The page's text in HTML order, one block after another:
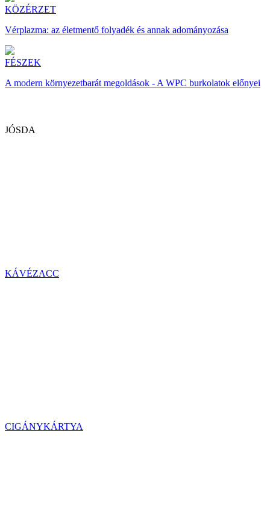
KÖZÉRZET
Vérplazma: az életmentő folyadék és annak adományozása
FÉSZEK
A modern környezetbarát megoldások - A WPC burkolatok előnyei
JÓSDA
KÁVÉZACC
CIGÁNYKÁRTYA